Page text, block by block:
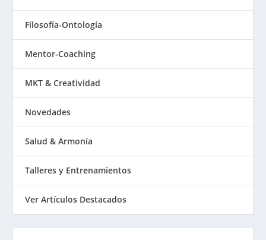
Filosofía-Ontología
Mentor-Coaching
MKT & Creatividad
Novedades
Salud & Armonía
Talleres y Entrenamientos
Ver Artículos Destacados